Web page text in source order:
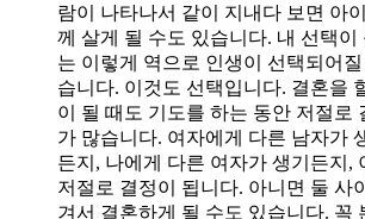
람이 나타나서 같이 지내다 보면 아
께 살게 될 수도 있습니다. 내 선택이
는 이렇게 역으로 인생이 선택되어
습니다. 이것도 선택입니다. 결혼을
이 될 때도 기도를 하는 동안 저절로
가 많습니다. 여자에게 다른 남자가
든지, 나에게 다른 여자가 생기든지,
저절로 결정이 됩니다. 아니면 둘 사
겨서 결혼하게 될 수도 있습니다. 꼭